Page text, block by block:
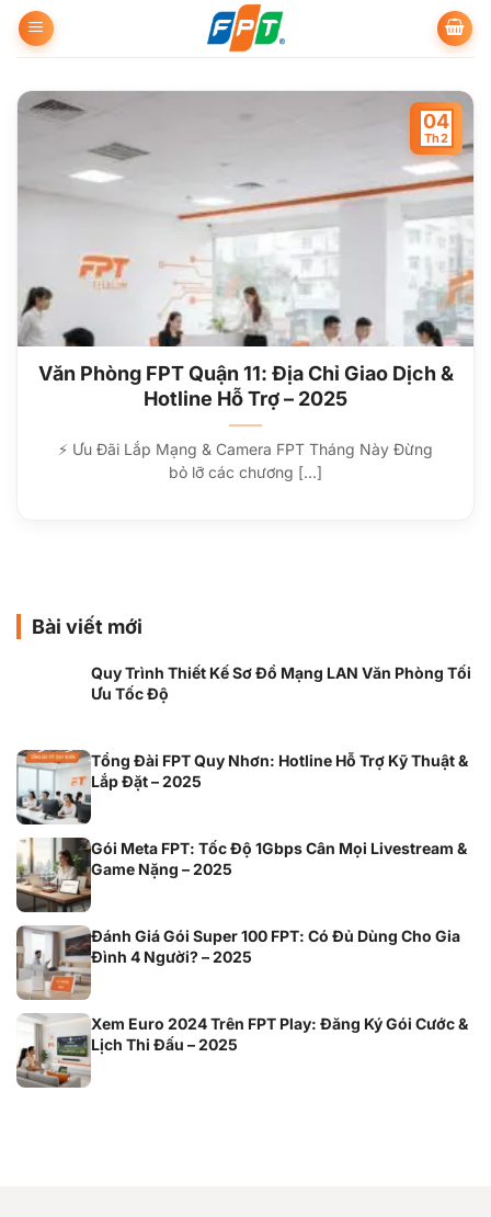
qua
dung
Văn Phòng FPT Quận 11: Địa Chỉ Giao Dịch &
Hotline Hỗ Trợ – 2025
⚡ Ưu Đãi Lắp Mạng & Camera FPT Tháng Này Đừng
bỏ lỡ các chương [...]
04
Th2
Bài viết mới
Quy Trình Thiết Kế Sơ Đồ Mạng LAN Văn Phòng Tối
Ưu Tốc Độ
Tổng Đài FPT Quy Nhơn: Hotline Hỗ Trợ Kỹ Thuật &
Lắp Đặt – 2025
Gói Meta FPT: Tốc Độ 1Gbps Cân Mọi Livestream &
Game Nặng – 2025
Đánh Giá Gói Super 100 FPT: Có Đủ Dùng Cho Gia
Đình 4 Người? – 2025
Xem Euro 2024 Trên FPT Play: Đăng Ký Gói Cước &
Lịch Thi Đấu – 2025